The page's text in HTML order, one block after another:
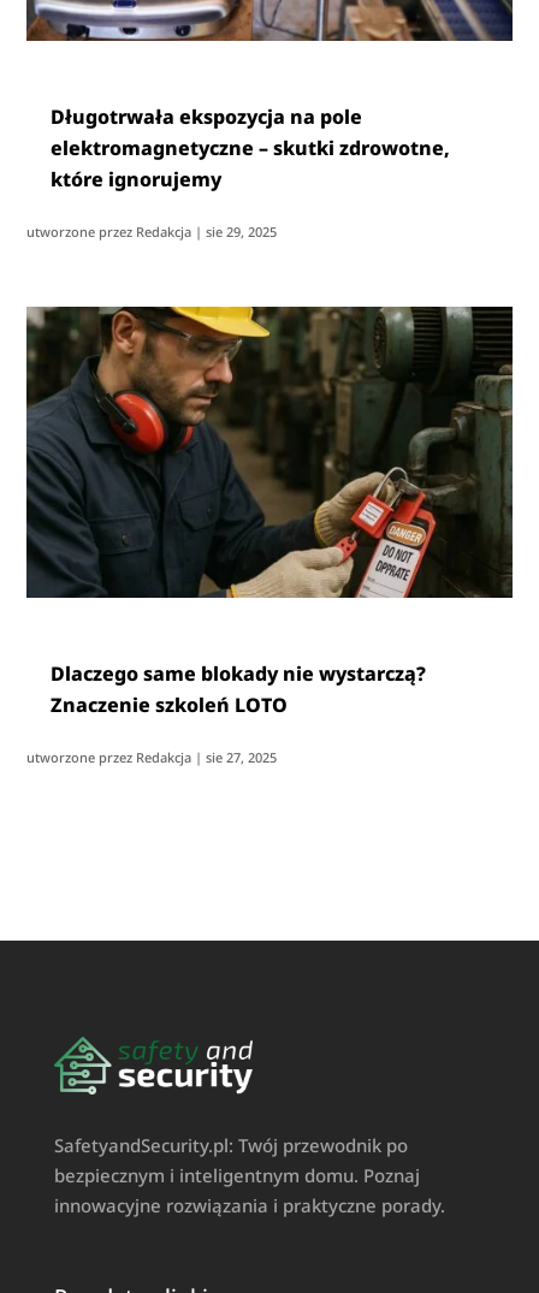
Długotrwała ekspozycja na pole
elektromagnetyczne – skutki zdrowotne,
które ignorujemy
utworzone przez Redakcja |sie 29, 2025
Dlaczego same blokady nie wystarczą?
Znaczenie szkoleń LOTO
utworzone przez Redakcja |sie 27, 2025
SafetyandSecurity.pl: Twój przewodnik po
bezpiecznym i inteligentnym domu. Poznaj
innowacyjne rozwiązania i praktyczne porady.